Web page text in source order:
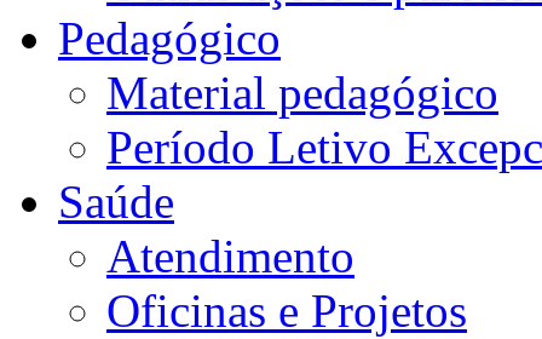
Pedagógico
Material pedagógico
Período Letivo
Saúde
Atendimento
Oficinas e Projetos